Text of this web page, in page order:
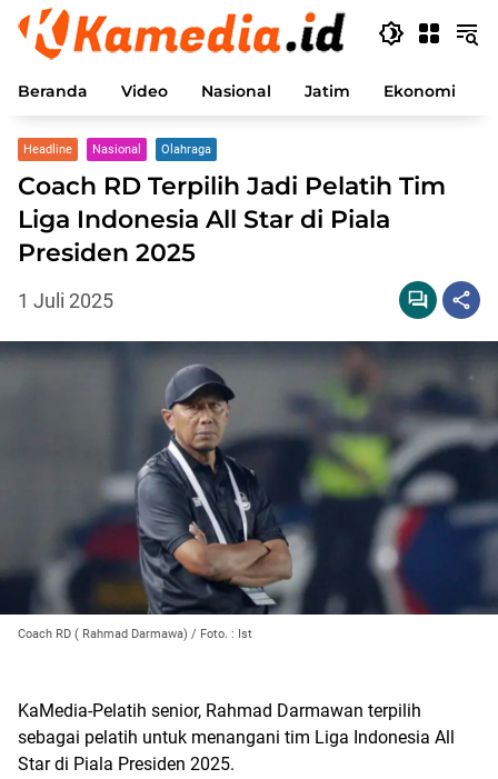
Langsung
konten
Beranda Video Nasional Jatim Ekonomi
Headline Nasional Olahraga
Coach RD Terpilih Jadi Pelatih Tim
Liga Indonesia All Star di Piala
Presiden 2025
1 Juli 2025
Coach RD ( Rahmad Darmawa) / Foto. : Ist
KaMedia-Pelatih senior, Rahmad Darmawan terpilih
sebagai pelatih untuk menangani tim Liga Indonesia All
Star di Piala Presiden 2025.